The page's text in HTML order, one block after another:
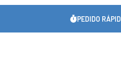
PEDIDO